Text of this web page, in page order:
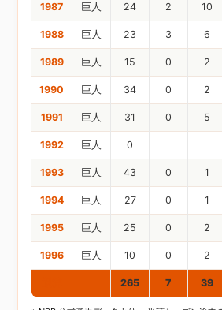
1987 巨人 24 2 10
1988 巨人 23 3 6
1989 巨人 15 0 2
1990 巨人 34 0 2
1991 巨人 31 0 5
1992 巨人 0
1993 巨人 43 0 1
1994 巨人 27 0 1
1995 巨人 25 0 2
1996 巨人 10 0 2
265 7 39